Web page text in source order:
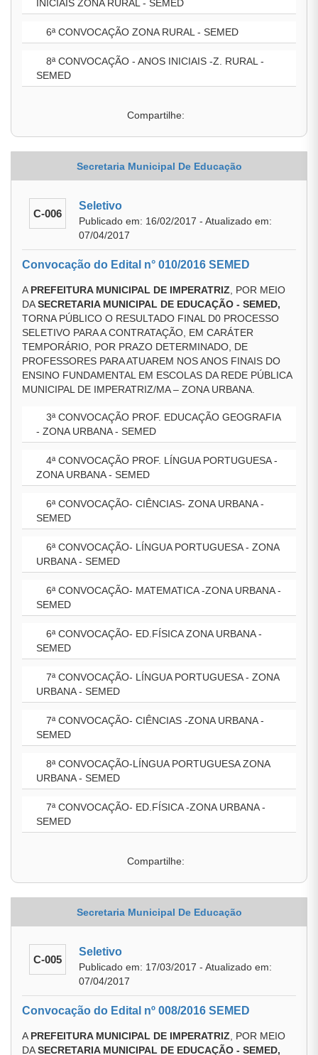
INICIAIS ZONA RURAL - SEMED
6ª CONVOCAÇÃO ZONA RURAL - SEMED
8ª CONVOCAÇÃO - ANOS INICIAIS -Z. RURAL -
SEMED
Compartilhe:
Secretaria Municipal De Educação
C-006
Seletivo
Publicado em: 16/02/2017 - Atualizado em:
07/04/2017
Convocação do Edital n° 010/2016 SEMED
A PREFEITURA MUNICIPAL DE IMPERATRIZ , POR MEIO
DASECRETARIA MUNICIPAL DE EDUCAÇÃO - SEMED,
TORNA PÚBLICO O RESULTADO FINAL D0 PROCESSO
SELETIVO PARA A CONTRATAÇÃO, EM CARÁTER
TEMPORÁRIO, POR PRAZO DETERMINADO, DE
PROFESSORES PARA ATUAREM NOS ANOS FINAIS DO
ENSINO FUNDAMENTAL EM ESCOLAS DA REDE PÚBLICA
MUNICIPAL DE IMPERATRIZ/MA – ZONA URBANA.
3ª CONVOCAÇÃO PROF. EDUCAÇÃO GEOGRAFIA
- ZONA URBANA - SEMED
4ª CONVOCAÇÃO PROF. LÍNGUA PORTUGUESA -
ZONA URBANA - SEMED
6ª CONVOCAÇÃO- CIÊNCIAS- ZONA URBANA -
SEMED
6ª CONVOCAÇÃO- LÍNGUA PORTUGUESA - ZONA
URBANA - SEMED
6ª CONVOCAÇÃO- MATEMATICA -ZONA URBANA -
SEMED
6ª CONVOCAÇÃO- ED.FÍSICA ZONA URBANA -
SEMED
7ª CONVOCAÇÃO- LÍNGUA PORTUGUESA - ZONA
URBANA - SEMED
7ª CONVOCAÇÃO- CIÊNCIAS -ZONA URBANA -
SEMED
8ª CONVOCAÇÃO-LÍNGUA PORTUGUESA ZONA
URBANA - SEMED
7ª CONVOCAÇÃO- ED.FÍSICA -ZONA URBANA -
SEMED
Compartilhe:
Secretaria Municipal De Educação
C-005
Seletivo
Publicado em: 17/03/2017 - Atualizado em:
07/04/2017
Convocação do Edital nº 008/2016 SEMED
A PREFEITURA MUNICIPAL DE IMPERATRIZ , POR MEIO
DASECRETARIA MUNICIPAL DE EDUCAÇÃO - SEMED,